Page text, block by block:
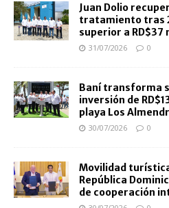
Juan Dolio
tratamiento tras
superior a RD$37
31/07/2026 0
Baní transforma
inversión de
playa Los
30/07/2026 0
Movilidad
República
de cooperación